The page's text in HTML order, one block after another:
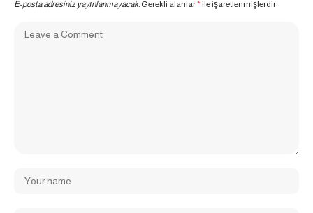
E-posta adresiniz yayınlanmayacak. Gerekli alanlar*ile işaretlenmişlerdir